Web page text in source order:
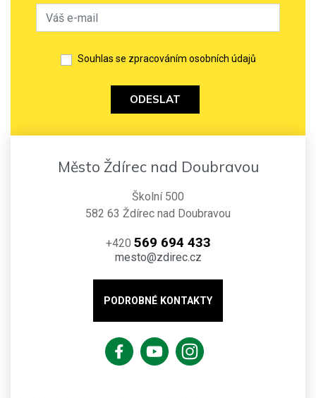
Souhlas se zpracováním osobních údajů
ODESLAT
Město Ždírec nad Doubravou
Školní 500
582 63 Ždírec nad Doubravou
+420 569 694 433
mesto@zdirec.cz
PODROBNÉ KONTAKTY